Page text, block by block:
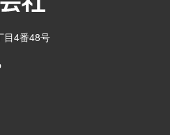
目4番48号